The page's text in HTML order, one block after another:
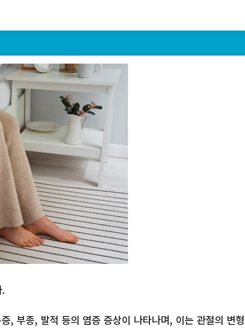
, 부종, 발적 등의 염증 증상이 나타나며, 이는 관절의 변형